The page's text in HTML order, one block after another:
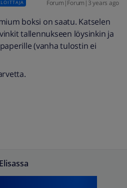
Forum|Forum|3 years ago
boksi on saatu. Katselen
tallennukseen löysinkin ja
(vanha tulostin ei